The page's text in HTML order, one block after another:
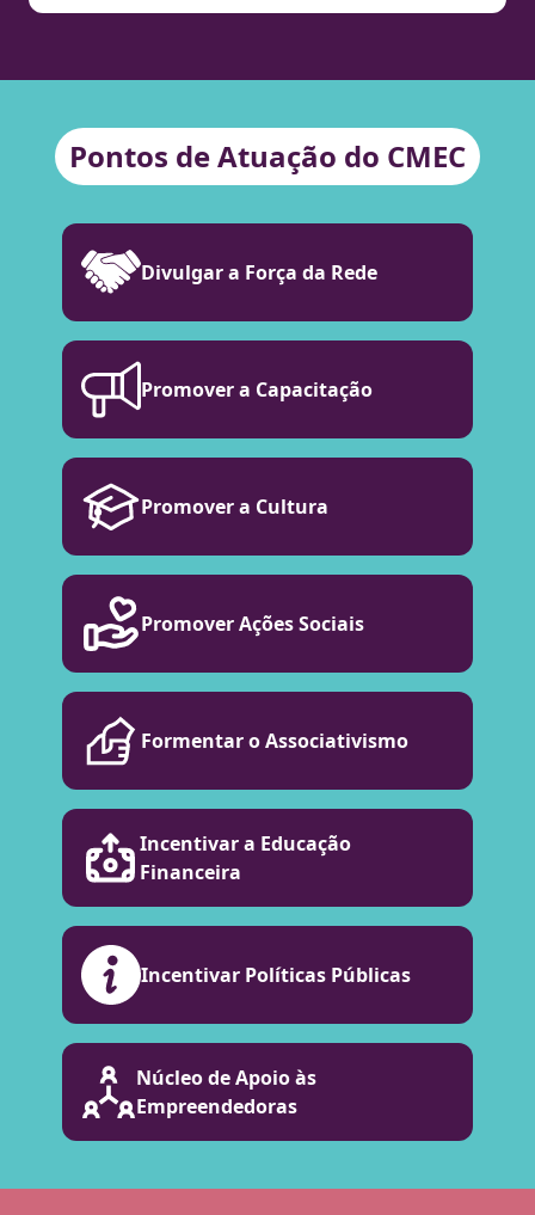
Pontos de Atuação do CMEC
Divulgar a Força da Rede
Promover a Capacitação
Promover a Cultura
Promover Ações Sociais
Formentar o Associativismo
Incentivar a Educação
Financeira
Incentivar Políticas Públicas
Núcleo de Apoio às
Empreendedoras